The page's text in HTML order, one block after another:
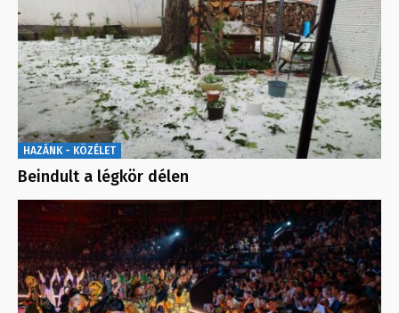
HAZÁNK - KÖZÉLET
Beindult a légkör délen